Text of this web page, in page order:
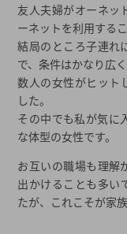
友人夫婦がオーネッ
ーネットを利用するこ
結局のところ子連れ
で、条件はかなり広く
数人の女性がヒット
した。
その中でも私が気に
な体型の女性です。
お互いの職場も理解
出かけることも多い
たが、これこそが家